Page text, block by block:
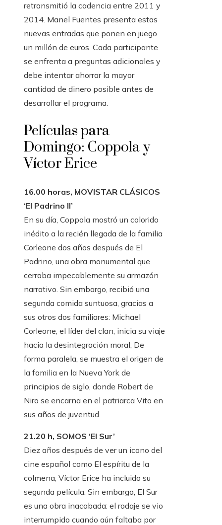
retransmitió la cadencia entre 2011 y
2014. Manel Fuentes presenta estas
nuevas entradas que ponen en juego
un millón de euros. Cada participante
se enfrenta a preguntas adicionales y
debe intentar ahorrar la mayor
cantidad de dinero posible antes de
desarrollar el programa.
Películas para
Domingo: Coppola y
Víctor Erice
16.00 horas, MOVISTAR CLÁSICOS
‘El Padrino II’
En su día, Coppola mostró un colorido
inédito a la recién llegada de la familia
Corleone dos años después de El
Padrino, una obra monumental que
cerraba impecablemente su armazón
narrativo. Sin embargo, recibió una
segunda comida suntuosa, gracias a
sus otros dos familiares: Michael
Corleone, el líder del clan, inicia su viaje
hacia la desintegración moral; De
forma paralela, se muestra el origen de
la familia en la Nueva York de
principios de siglo, donde Robert de
Niro se encarna en el patriarca Vito en
sus años de juventud.
21.20 h, SOMOS ‘El Sur’
Diez años después de ver un icono del
cine español como El espíritu de la
colmena, Víctor Erice ha incluido su
segunda película. Sin embargo, El Sur
es una obra inacabada: el rodaje se vio
interrumpido cuando aún faltaba por